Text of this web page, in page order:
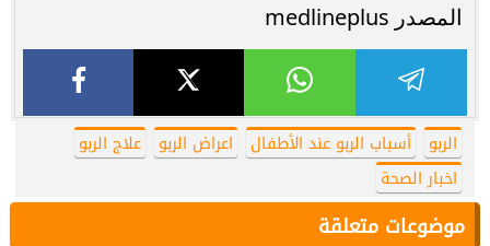
المصدر medlineplus
الربو أسباب الربو عند الأطفال اعراض الربو
علاج الربو
اخبار الصحة
موضوعات متعلقة